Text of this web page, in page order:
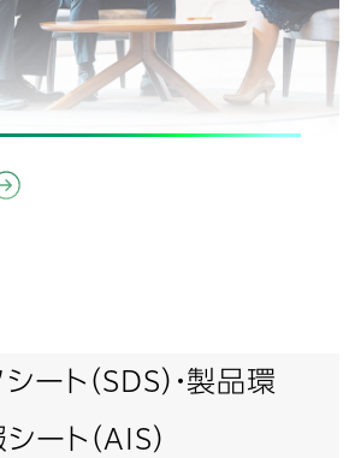
ート（SDS）・製品環
ート（AIS）